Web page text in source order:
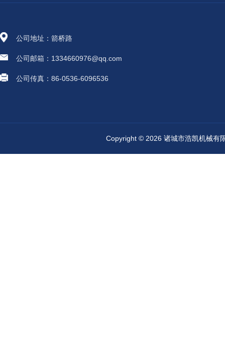
公司地址：箭桥路
公司邮箱：1334660976@qq.com
公司传真：86-0536-6096536
Copyright © 2026 诸城市浩凯机械